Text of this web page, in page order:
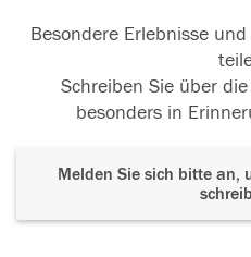
Besondere Erlebnisse
Schreiben Sie über
besonders in
Melden Sie sich bitte an,